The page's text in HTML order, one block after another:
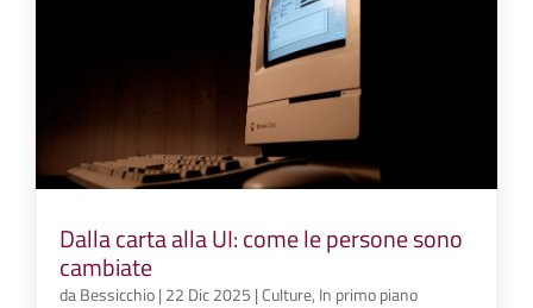
Dalla carta alla UI: come le persone sono
cambiate
daBessicchio| 22 Dic 2025 |Culture, In primo piano